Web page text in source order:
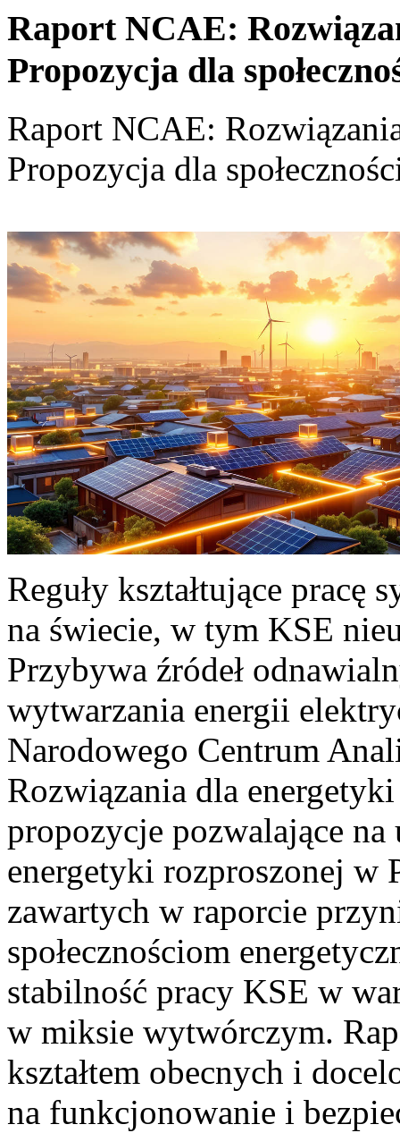
Raport NCAE:
Propozycja dla
Raport NCAE:
Propozycja dla
Reguły kształtujące pracę
na świecie, w tym KSE
Przybywa źródeł
wytwarzania energii
Narodowego Centrum
Rozwiązania dla
propozycje pozwalające
energetyki rozproszonej w
zawartych w raporcie
społecznościom
stabilność pracy KSE w
w miksie wytwórczym.
kształtem obecnych i
na funkcjonowanie i